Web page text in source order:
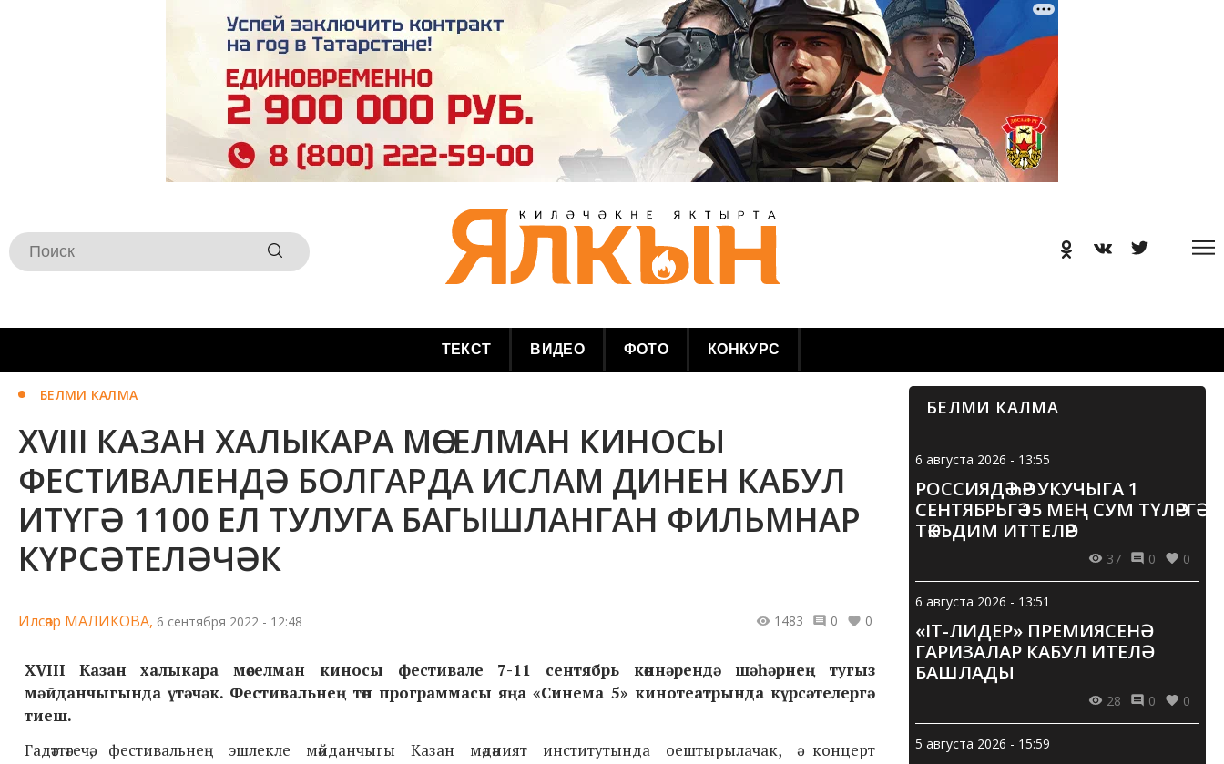
ТЕКСТ ВИДЕО ФОТО КОНКУРС
БЕЛМИ КАЛМА
XVIII КАЗАН ХАЛЫКАРА МӨСЕЛМАН КИНОСЫ
ФЕСТИВАЛЕНДӘ БОЛГАРДА ИСЛАМ ДИНЕН КАБУЛ
ИТҮГӘ 1100 ЕЛ ТУЛУГА БАГЫШЛАНГАН ФИЛЬМНАР
КҮРСӘТЕЛӘЧӘК
Илсөяр МАЛИКОВА, 6 сентября 2022 - 12:48 1483 0 0
XVIII
Казан халыкара мөселман киносы фестивале 7-11 сентябрь көннәрендә шәһәрнең тугыз
мәйданчыгында үтәчәк. Фестивальнең төп программасы яңа «Синема 5» кинотеатрында күрсәтелергә
тиеш.
Гадәттәгечә, фестивальнең эшлекле мәйданчыгы Казан мәдәният институтында оештырылачак, ә концерт
БЕЛМИ КАЛМА
6 августа 2026 - 13:55
РОССИЯДӘ ҺӘР УКУЧЫГА 1
СЕНТЯБРЬГӘ 15 МЕҢ СУМ ТҮЛӘРГӘ
ТӘКЪДИМ ИТТЕЛӘР
37 0 0
6 августа 2026 - 13:51
«IT-ЛИДЕР» ПРЕМИЯСЕНӘ
ГАРИЗАЛАР КАБУЛ ИТЕЛӘ
БАШЛАДЫ
28 0 0
5 августа 2026 - 15:59